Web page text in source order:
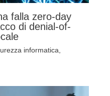
falla zero-day
di denial-of-
informatica